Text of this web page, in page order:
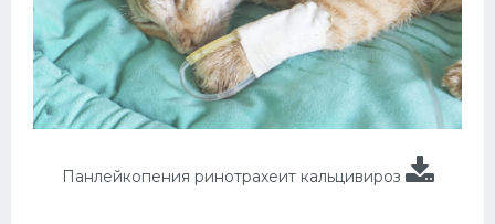
Панлейкопения ринотрахеит кальцивироз